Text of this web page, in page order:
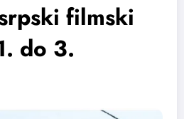
filmski
do 3.